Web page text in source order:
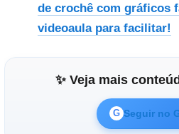
de crochê com gráficos
videoaula para facilitar!
✨ Veja mais
G Seguir no